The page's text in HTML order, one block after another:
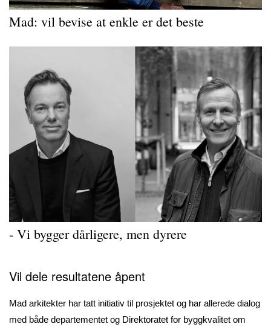
Mad: vil bevise at enkle er det beste
- Vi bygger dårligere, men dyrere
Vil dele resultatene åpent
Mad arkitekter har tatt initiativ til prosjektet og har allerede dialog
med både departementet og Direktoratet for byggkvalitet om